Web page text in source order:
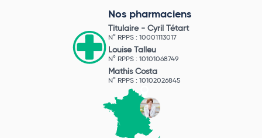
Nos pharmaciens
Titulaire - Cyril Tétart
N° RPPS : 10001113017
Louise Talleu
N° RPPS : 10101068749
Mathis Costa
N° RPPS : 10102026845